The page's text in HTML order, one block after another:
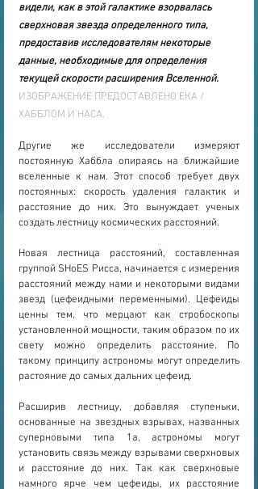
видели, как в этой галактике взорвалась
сверхновая звезда определенного типа,
предоставив исследователям некоторые
данные, необходимые для определения
текущей скорости расширения Вселенной.
ИЗОБРАЖЕНИЕ ПРЕДОСТАВЛЕНО ЕКА /
ХАББЛОМ И НАСА.
Другие же исследователи измеряют
постоянную Хаббла опираясь на ближайшие
вселенные к нам. Этот способ требует двух
постоянных: скорость удаления галактик и
расстояние до них. Это вынуждает ученых
создать лестницу космических расстояний.
Новая лестница расстояний, составленная
группой SHoES Рисса, начинается с измерения
расстояний между нами и некоторыми видами
звезд (цефеидными переменными). Цефеиды
ценны тем, что мерцают как стробоскопы
установленной мощности, таким образом по их
свету можно определить расстояние. По
такому принципу астрономы могут определить
растояние до самых дальних цефеид.
Расширив лестницу, добавляя ступеньки,
основанные на звездных взрывах, названных
суперновыми типа 1а, астрономы могут
установить связь между взрывами сверхновых
и расстояние до них. Так как сверхновые
намного ярче чем цефеиды, их расстояние